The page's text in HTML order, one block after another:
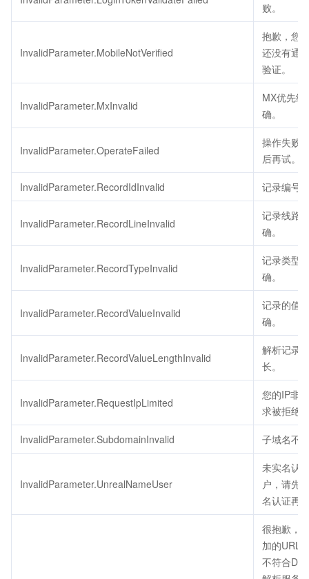
败。
InvalidParameter.MobileNotVerified
抱歉，您
还没有通
验证。
InvalidParameter.MxInvalid
MX优先级
确。
InvalidParameter.OperateFailed
操作失败
后再试。
InvalidParameter.RecordIdInvalid 记录编号
InvalidParameter.RecordLineInvalid
记录线路
确。
InvalidParameter.RecordTypeInvalid
记录类型
确。
InvalidParameter.RecordValueInvalid
记录的值
确。
InvalidParameter.RecordValueLengthInvalid
解析记录
长。
InvalidParameter.RequestIpLimited
您的IP非
求被拒绝
InvalidParameter.SubdomainInvalid 子域名不
InvalidParameter.UnrealNameUser
未实名认
户，请先
名认证再
很抱歉，
加的URL
不符合